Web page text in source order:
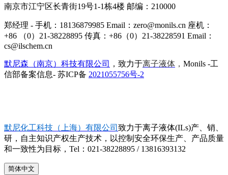
南京市江宁区长青街19号1-1栋4楼 邮编：210000
郑经理 - 手机：18136879985 Email：zero@monils.cn 座机：
+86 （0）21-38228895 传真：+86（0）21-38228591 Email：
cs@ilschem.cn
默尼森（南京）科技有限公司 ，致力于离子液体 ， Monils -工
信部备案信息- 苏ICP备 2021055756号-2
默尼化工科技（上海）有限公司 致力于离子液体(ILs)产、销、
研，自主知识产权生产技术，以控制安全环保生产、产品质量
和一致性为目标，Tel：021-38228895 / 13816393132
简体中文